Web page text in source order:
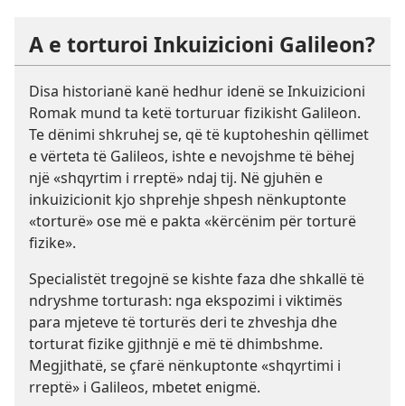
A e torturoi Inkuizicioni Galileon?
Disa historianë kanë hedhur idenë se Inkuizicioni
Romak mund ta ketë torturuar fizikisht Galileon.
Te dënimi shkruhej se, që të kuptoheshin qëllimet
e vërteta të Galileos, ishte e nevojshme të bëhej
një «shqyrtim i rreptë» ndaj tij. Në gjuhën e
inkuizicionit kjo shprehje shpesh nënkuptonte
«torturë» ose më e pakta «kërcënim për torturë
fizike».
Specialistët tregojnë se kishte faza dhe shkallë të
ndryshme torturash: nga ekspozimi i viktimës
para mjeteve të torturës deri te zhveshja dhe
torturat fizike gjithnjë e më të dhimbshme.
Megjithatë, se çfarë nënkuptonte «shqyrtimi i
rreptë» i Galileos, mbetet enigmë.